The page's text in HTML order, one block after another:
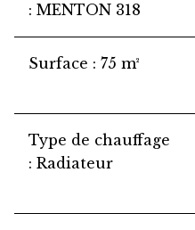
MENTON 318
Surface 75 m²
Type de chauffage
Radiateur